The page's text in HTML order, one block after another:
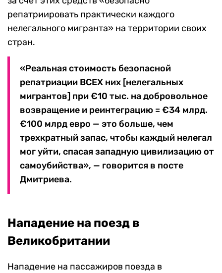
репатриировать практически каждого
нелегального мигранта» на территории своих
стран.
«Реальная стоимость безопасной
репатриации ВСЕХ них [нелегальных
мигрантов] при €10 тыс. на добровольное
возвращение и реинтеграцию = €34 млрд.
€100 млрд евро — это больше, чем
трехкратный запас, чтобы каждый нелегал
мог уйти, спасая западную цивилизацию от
самоубийства», — говорится в посте
Дмитриева.
Нападение на поезд в
Великобритании
Нападение на пассажиров поезда в